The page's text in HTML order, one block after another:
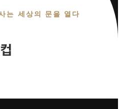
는 세상의 문을 열다